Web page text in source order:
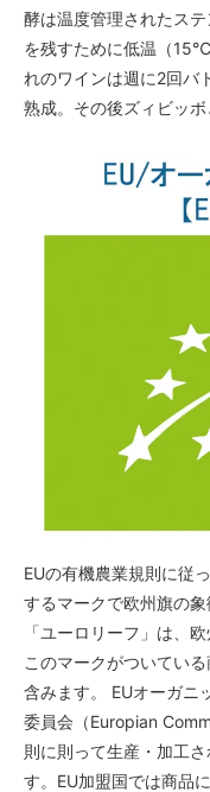
酵は温度管理されたス
を残すために低温（
れのワインは週に2回バ
熟成。その後ズィビッボ
EUの有機農業規則に従
するマークで欧州旗の
「ユーロリーフ」は、
このマークがついてい
含みます。 EUオーガニ
委員会（Europian
則に則って生産・加工
す。EU加盟国では商品